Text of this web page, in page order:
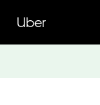
contenu
principal
Uber